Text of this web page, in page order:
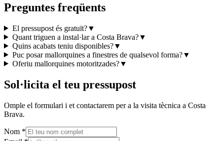
Preguntes freqüents
El pressupost és gratuït?▼
Quant triguen a instal·lar a Costa Brava?▼
Quins acabats teniu disponibles?▼
Puc posar mallorquines a finestres de qualsevol forma?▼
Oferiu mallorquines motoritzades?▼
Sol·licita el teu pressupost
Omple el formulari i et contactarem per a la visita tècnica a Costa
Brava.
Nom *